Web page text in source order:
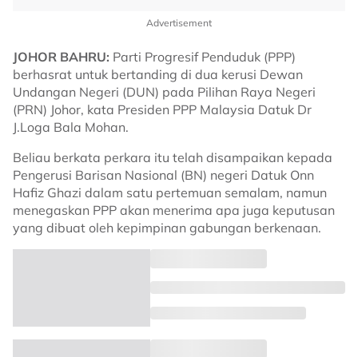
Advertisement
JOHOR BAHRU: Parti Progresif Penduduk (PPP)
berhasrat untuk bertanding di dua kerusi Dewan
Undangan Negeri (DUN) pada Pilihan Raya Negeri
(PRN) Johor, kata Presiden PPP Malaysia Datuk Dr
J.Loga Bala Mohan.
Beliau berkata perkara itu telah disampaikan kepada
Pengerusi Barisan Nasional (BN) negeri Datuk Onn
Hafiz Ghazi dalam satu pertemuan semalam, namun
menegaskan PPP akan menerima apa juga keputusan
yang dibuat oleh kepimpinan gabungan berkenaan.